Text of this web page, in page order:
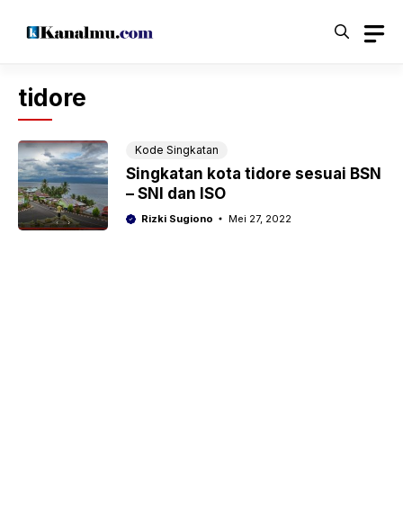
tidore
Kode Singkatan
Singkatan kota tidore sesuai BSN
– SNI dan ISO
Rizki Sugiono Mei 27, 2022